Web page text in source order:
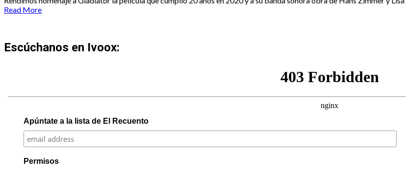
Read More
Escúchanos en Ivoox:
Apúntate a la lista de El Recuento
Permisos